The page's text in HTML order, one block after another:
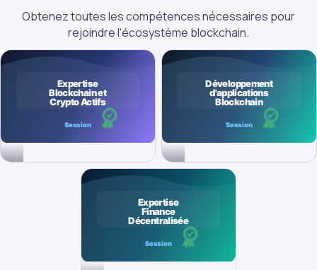
Obtenez toutes les compétences nécessaires pour
rejoindre l'écosystème blockchain.